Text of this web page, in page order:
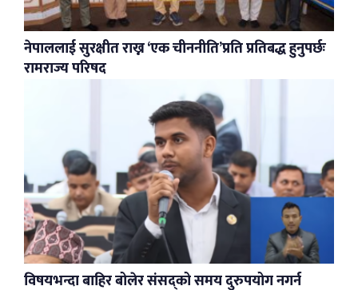
नेपाललाई सुरक्षीत राख्न ‘एक चीननीति’प्रति प्रतिबद्ध हुनुपर्छः
रामराज्य परिषद
विषयभन्दा बाहिर बोलेर संसद्को समय दुरुपयोग नगर्न